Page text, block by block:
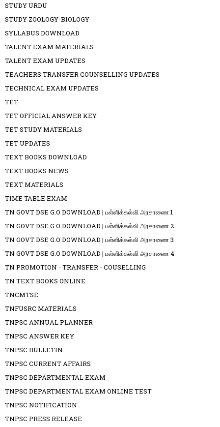
STUDY URDU
STUDY ZOOLOGY-BIOLOGY
SYLLABUS DOWNLOAD
TALENT EXAM MATERIALS
TALENT EXAM UPDATES
TEACHERS TRANSFER COUNSELLING UPDATES
TECHNICAL EXAM UPDATES
TET
TET OFFICIAL ANSWER KEY
TET STUDY MATERIALS
TET UPDATES
TEXT BOOKS DOWNLOAD
TEXT BOOKS NEWS
TEXT MATERIALS
TIME TABLE EXAM
TN GOVT DSE G.O DOWNLOAD | பள்ளிக்கல்வி அரசாணை 1
TN GOVT DSE G.O DOWNLOAD | பள்ளிக்கல்வி அரசாணை 2
TN GOVT DSE G.O DOWNLOAD | பள்ளிக்கல்வி அரசாணை 3
TN GOVT DSE G.O DOWNLOAD | பள்ளிக்கல்வி அரசாணை 4
TN PROMOTION - TRANSFER - COUSELLING
TN TEXT BOOKS ONLINE
TNCMTSE
TNFUSRC MATERIALS
TNPSC ANNUAL PLANNER
TNPSC ANSWER KEY
TNPSC BULLETIN
TNPSC CURRENT AFFAIRS
TNPSC DEPARTMENTAL EXAM
TNPSC DEPARTMENTAL EXAM ONLINE TEST
TNPSC NOTIFICATION
TNPSC PRESS RELEASE